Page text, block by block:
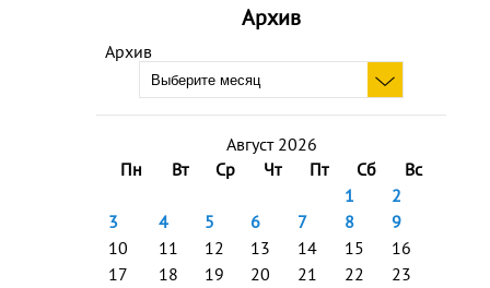
Архив
Архив
Август 2026
Пн
Вт Ср Чт Пт Сб
Вс
1
2
3
4 5 6 7 8
9
10
11 12 13 14 15
16
17
18 19 20 21 22
23